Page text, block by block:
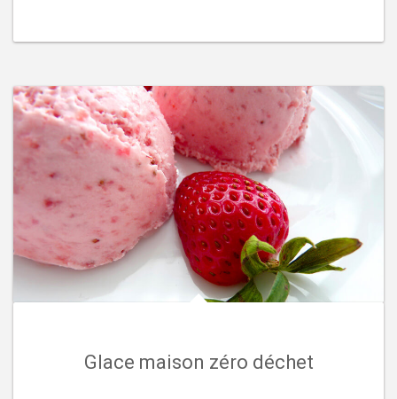
Glace maison zéro déchet